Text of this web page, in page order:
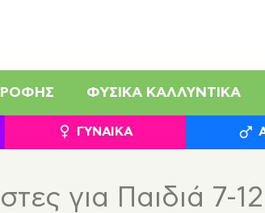
ΦΥΣΙΚΆ ΚΑΛΛΥΝΤΙΚΆ
ΓΥΝΑΊΚΑ
για Παιδιά 7-12